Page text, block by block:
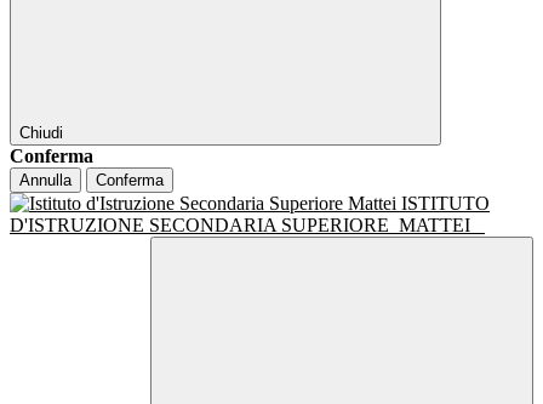
Chiudi
Conferma
Annulla Conferma
ISTITUTO
D'ISTRUZIONE SECONDARIA SUPERIORE MATTEI